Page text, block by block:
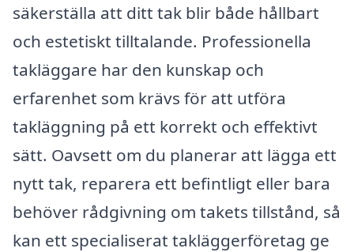
säkerställa att ditt tak blir både hållbart
och estetiskt tilltalande. Professionella
takläggare har den kunskap och
erfarenhet som krävs för att utföra
takläggning på ett korrekt och effektivt
sätt. Oavsett om du planerar att lägga ett
nytt tak, reparera ett befintligt eller bara
behöver rådgivning om takets tillstånd, så
kan ett specialiserat takläggerföretag ge